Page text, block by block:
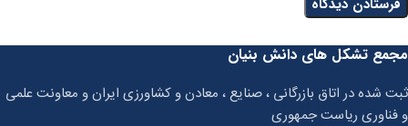
مجمع تشکل های دانش بنیان
ثبت شده در اتاق بازرگانی ، صنایع ، معادن و کشاورزی ایران و معاونت علمی
و فناوری ریاست جمهوری